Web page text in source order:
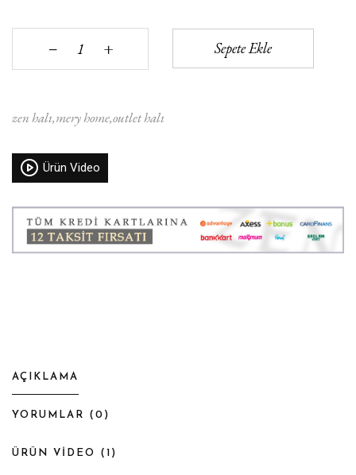
‒ + Sepete Ekle
zen halı mery homeoutlet halı
Ürün Video
AÇIKLAMA
YORUMLAR ( 0 )
ÜRÜN VİDEO ( 1 )